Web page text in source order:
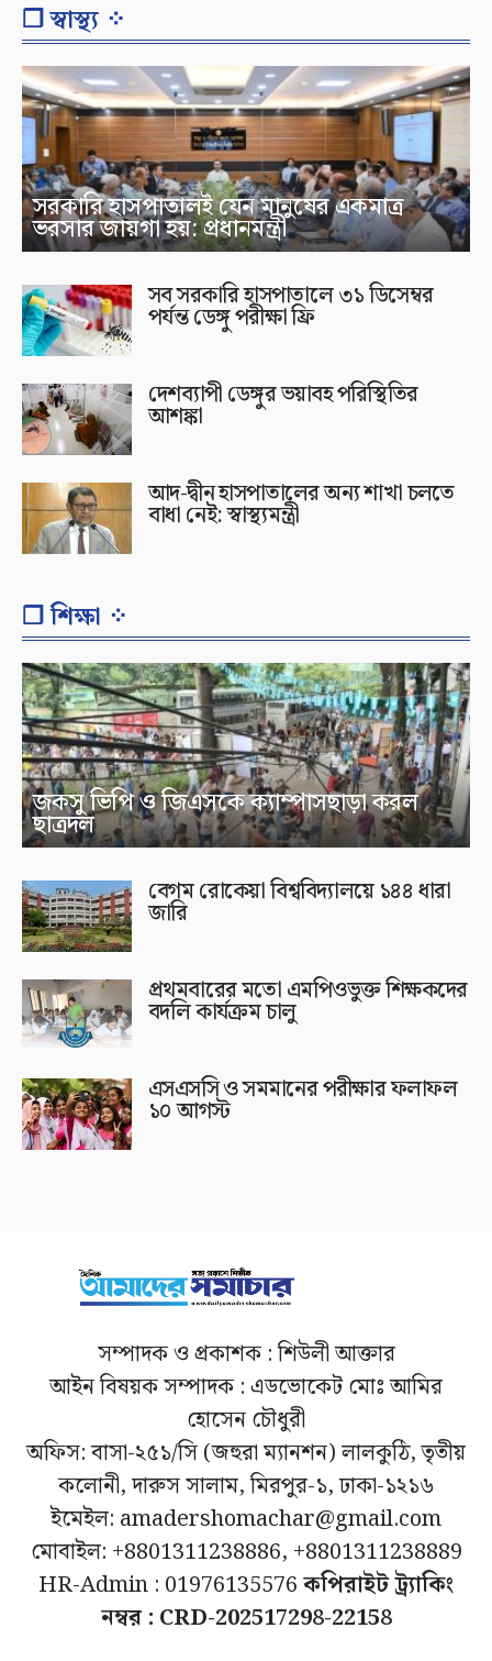
❐ স্বাস্থ্য ⁘
সরকারি হাসপাতালই যেন মানুষের একমাত্র
ভরসার জায়গা হয়: প্রধানমন্ত্রী
সব সরকারি হাসপাতালে ৩১ ডিসেম্বর
পর্যন্ত ডেঙ্গু পরীক্ষা ফ্রি
দেশব্যাপী ডেঙ্গুর ভয়াবহ পরিস্থিতির
আশঙ্কা
আদ-দ্বীন হাসপাতালের অন্য শাখা চলতে
বাধা নেই: স্বাস্থ্যমন্ত্রী
❐ শিক্ষা ⁘
জকসু ভিপি ও জিএসকে ক্যাম্পাসছাড়া করল
ছাত্রদল
বেগম রোকেয়া বিশ্ববিদ্যালয়ে ১৪৪ ধারা
জারি
প্রথমবারের মতো এমপিওভুক্ত শিক্ষকদের
বদলি কার্যক্রম চালু
এসএসসি ও সমমানের পরীক্ষার ফলাফল
১০ আগস্ট
সম্পাদক ও প্রকাশক : শিউলী আক্তার
আইন বিষয়ক সম্পাদক : এডভোকেট মোঃ আমির
হোসেন চৌধুরী
অফিস: বাসা-২৫১/সি (জহুরা ম্যানশন) লালকুঠি, তৃতীয়
কলোনী, দারুস সালাম, মিরপুর-১, ঢাকা-১২১৬
ইমেইল: amadershomachar@gmail.com
মোবাইল: +8801311238886, +8801311238889
HR-Admin : 01976135576কপিরাইট ট্র্যাকিং
নম্বর : CRD-202517298-22158